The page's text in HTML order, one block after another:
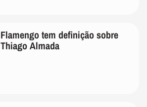
Flamengo tem definição sobre
Thiago Almada